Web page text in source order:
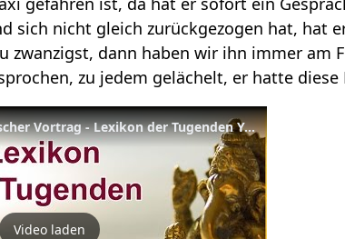
sich nicht gleich zurückgezogen hat, hat
zwanzigst, dann haben wir ihn immer
zu jedem gelächelt, er hatte
Leutseligkeit - ein praktischer Vortrag - Lexikon der Tugenden Yoga Vidya
Video laden